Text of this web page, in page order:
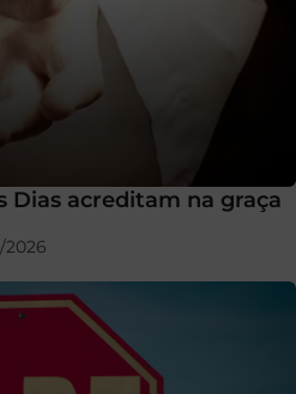
Dias acreditam na graça